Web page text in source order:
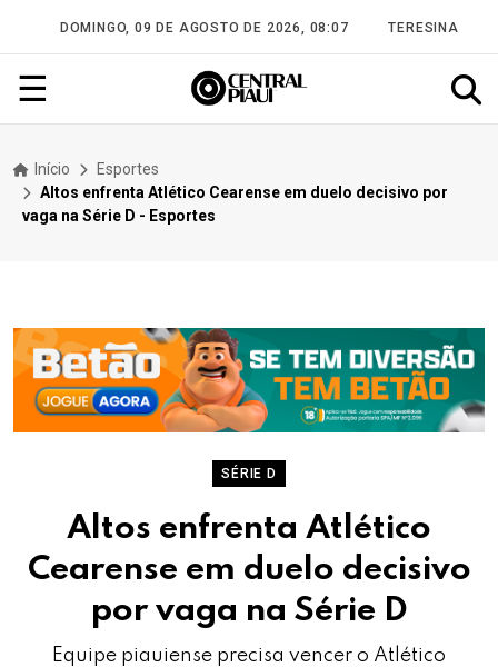
DOMINGO, 09 DE AGOSTO DE 2026, 08:07 TERESINA
☰
Início
Esportes
Altos enfrenta Atlético Cearense em duelo decisivo por
vaga na Série D - Esportes
SÉRIE D
Altos enfrenta Atlético
Cearense em duelo decisivo
por vaga na Série D
Equipe piauiense precisa vencer o Atlético